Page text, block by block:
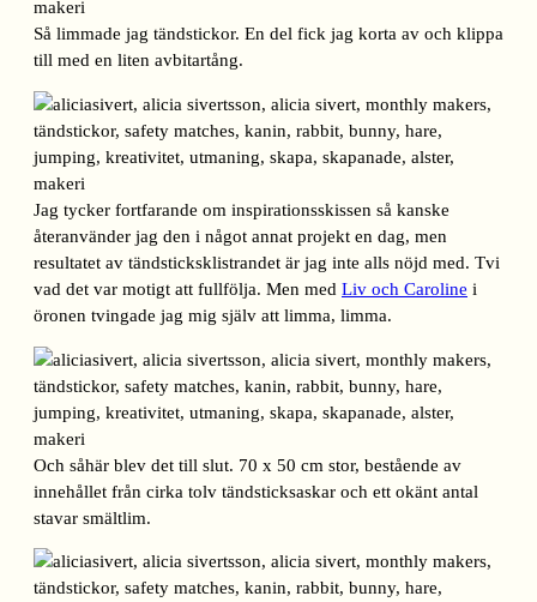
Så limmade jag tändstickor. En del fick jag korta av och klippa
till med en liten avbitartång.
Jag tycker fortfarande om inspirationsskissen så kanske
återanvänder jag den i något annat projekt en dag, men
resultatet av tändsticksklistrandet är jag inte alls nöjd med. Tvi
vad det var motigt att fullfölja. Men med Liv och Caroline i
öronen tvingade jag mig själv att limma, limma.
Och såhär blev det till slut. 70 x 50 cm stor, bestående av
innehållet från cirka tolv tändsticksaskar och ett okänt antal
stavar smältlim.